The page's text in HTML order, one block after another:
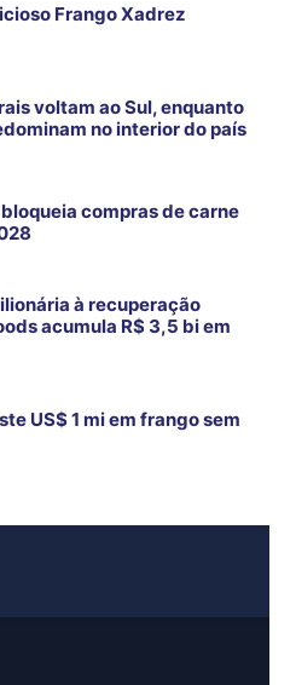
Frango Xadrez
voltam ao Sul, enquanto
no interior do país
compras de carne
à recuperação
acumula R$ 3,5 bi em
US$ 1 mi em frango sem